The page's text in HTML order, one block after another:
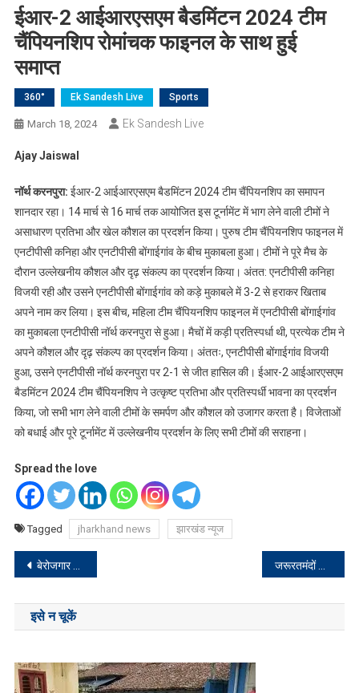
ईआर-2 आईआरएसएम बैडमिंटन 2024 टीम
चैंपियनशिप रोमांचक फाइनल के साथ हुई
समाप्त
360° Ek Sandesh Live Sports
March 18, 2024 Ek Sandesh Live
Ajay Jaiswal
नॉर्थ करनपुरा: ईआर-2 आईआरएसएम बैडमिंटन 2024 टीम चैंपियनशिप का समापन
शानदार रहा। 14 मार्च से 16 मार्च तक आयोजित इस टूर्नामेंट में भाग लेने वाली टीमों ने
असाधारण प्रतिभा और खेल कौशल का प्रदर्शन किया। पुरुष टीम चैंपियनशिप फाइनल में
एनटीपीसी कनिहा और एनटीपीसी बोंगाईगांव के बीच मुकाबला हुआ। टीमों ने पूरे मैच के
दौरान उल्लेखनीय कौशल और दृढ़ संकल्प का प्रदर्शन किया। अंतत: एनटीपीसी कनिहा
विजयी रही और उसने एनटीपीसी बोंगाईगांव को कड़े मुकाबले में 3-2 से हराकर खिताब
अपने नाम कर लिया। इस बीच, महिला टीम चैंपियनशिप फाइनल में एनटीपीसी बोंगाईगांव
का मुकाबला एनटीपीसी नॉर्थ करनपुरा से हुआ। मैचों में कड़ी प्रतिस्पर्धा थी, प्रत्येक टीम ने
अपने कौशल और दृढ़ संकल्प का प्रदर्शन किया। अंततः, एनटीपीसी बोंगाईगांव विजयी
हुआ, उसने एनटीपीसी नॉर्थ करनपुरा पर 2-1 से जीत हासिल की। ईआर-2 आईआरएसएम
बैडमिंटन 2024 टीम चैंपियनशिप ने उत्कृष्ट प्रतिभा और प्रतिस्पर्धी भावना का प्रदर्शन
किया, जो सभी भाग लेने वाली टीमों के समर्पण और कौशल को उजागर करता है। विजेताओं
को बधाई और पूरे टूर्नामेंट में उल्लेखनीय प्रदर्शन के लिए सभी टीमों की सराहना।
Spread the love
Tagged jharkhand news झारखंड न्यूज
Post
navigation
बेरोजगार युवाओं के भविष्य के साथ खिलवाड़ कर नौकरी देने का सिर्फ नाटक कर रही : विजय शंकर नायक
इसे न चूकें